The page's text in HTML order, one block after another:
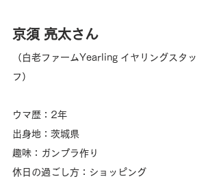
京須 亮太さん
（ 白老ファームYearling イヤリングスタッ
フ ）
ウマ歴：2年
出身地：茨城県
趣味： ガンプラ作り
休日の過ごし方： ショッピング